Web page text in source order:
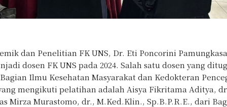
dan Penelitian FK UNS, Dr. Eti Poncorini
dosen FK UNS pada 2024. Salah satu dosen yang
Ilmu Kesehatan Masyarakat dan Kedokteran
mengikuti pelatihan adalah Aisya Fikritama Aditya,
Mirza Murastomo, dr., M.Ked.Klin., Sp.B.P.R.E., dari